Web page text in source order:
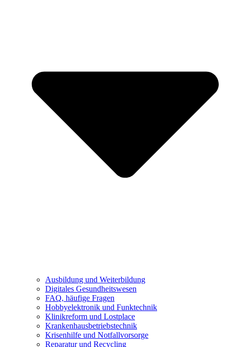
Ausbildung und Weiterbildung
Digitales Gesundheitswesen
FAQ, häufige Fragen
Hobbyelektronik und Funktechnik
Klinikreform und Lostplace
Krankenhausbetriebstechnik
Krisenhilfe und Notfallvorsorge
Reparatur und Recycling